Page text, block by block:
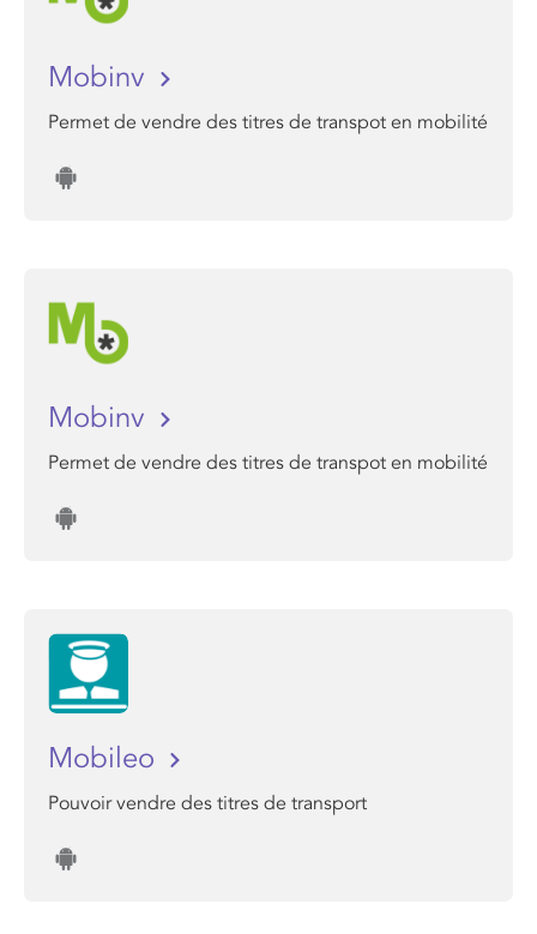
Mobinv
Permet de vendre des titres de transpot en mobilité
Mobinv
Permet de vendre des titres de transpot en mobilité
Mobileo
Pouvoir vendre des titres de transport